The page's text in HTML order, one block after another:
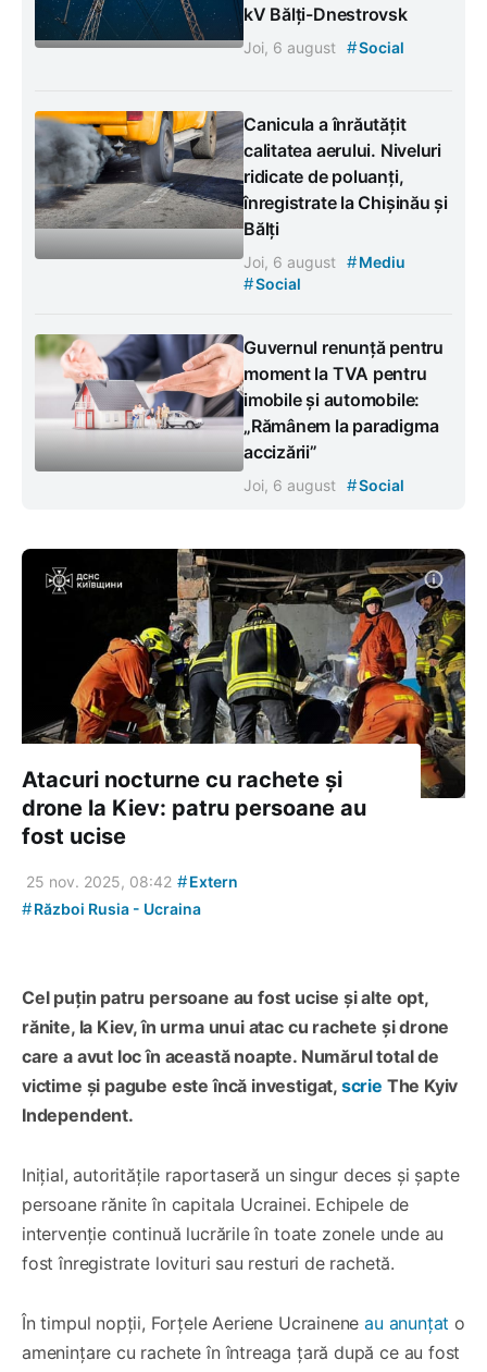
kV Bălți-Dnestrovsk
Joi, 6 august #Social
Canicula a înrăutățit
calitatea aerului. Niveluri
ridicate de poluanți,
înregistrate la Chișinău și
Bălți
Joi, 6 august #Mediu
#Social
Guvernul renunță pentru
moment la TVA pentru
imobile și automobile:
„Rămânem la paradigma
accizării”
Joi, 6 august #Social
Atacuri nocturne cu rachete și
drone la Kiev: patru persoane au
fost ucise
25 nov. 2025, 08:42 #Extern
#Război Rusia - Ucraina
Cel puțin patru persoane au fost ucise și alte opt,
rănite, la Kiev, în urma unui atac cu rachete și drone
care a avut loc în această noapte. Numărul total de
victime și pagube este încă investigat, scrie The Kyiv
Independent.
Inițial, autoritățile raportaseră un singur deces și șapte
persoane rănite în capitala Ucrainei. Echipele de
intervenție continuă lucrările în toate zonele unde au
fost înregistrate lovituri sau resturi de rachetă.
În timpul nopții, Forțele Aeriene Ucraineneau anunțat o
amenințare cu rachete în întreaga țară după ce au fost